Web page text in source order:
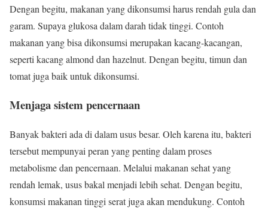
Dengan begitu, makanan yang dikonsumsi harus rendah gula dan
garam. Supaya glukosa dalam darah tidak tinggi. Contoh
makanan yang bisa dikonsumsi merupakan kacang-kacangan,
seperti kacang almond dan hazelnut. Dengan begitu, timun dan
tomat juga baik untuk dikonsumsi.
Menjaga sistem pencernaan
Banyak bakteri ada di dalam usus besar. Oleh karena itu, bakteri
tersebut mempunyai peran yang penting dalam proses
metabolisme dan pencernaan. Melalui makanan sehat yang
rendah lemak, usus bakal menjadi lebih sehat. Dengan begitu,
konsumsi makanan tinggi serat juga akan mendukung. Contoh